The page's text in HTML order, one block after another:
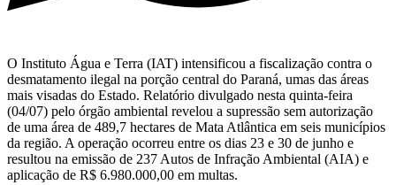
O Instituto Água e Terra (IAT) intensificou a fiscalização contra o
desmatamento ilegal na porção central do Paraná, umas das áreas
mais visadas do Estado. Relatório divulgado nesta quinta-feira
(04/07) pelo órgão ambiental revelou a supressão sem autorização
de uma área de 489,7 hectares de Mata Atlântica em seis municípios
da região. A operação ocorreu entre os dias 23 e 30 de junho e
resultou na emissão de 237 Autos de Infração Ambiental (AIA) e
aplicação de R$ 6.980.000,00 em multas.